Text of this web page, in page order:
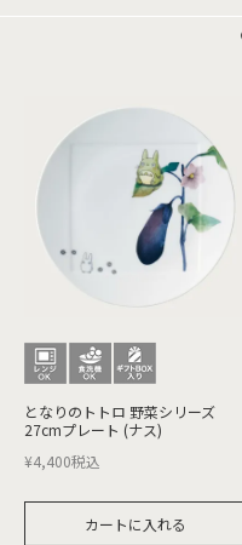
となりのトトロ 野菜シリーズ
27cmプレート (ナス)
¥4,400税込
カートに入れる